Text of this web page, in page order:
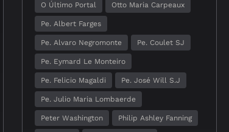
O Último Portal Otto Maria Carpeaux
Pe. Albert Farges
Pe. Alvaro Negromonte Pe. Coulet SJ
Pe. Eymard Le Monteiro
Pe. Felicio Magaldi Pe. José Will S.J
Pe. Julio Maria Lombaerde
Peter Washington Philip Ashley Fanning